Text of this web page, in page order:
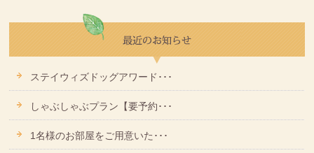
ステイウィズドッグアワード･･･
しゃぶしゃぶプラン【要予約･･･
1名様のお部屋をご用意いた･･･